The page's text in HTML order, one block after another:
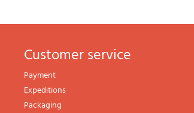
Customer service
Payment
Expeditions
Packaging